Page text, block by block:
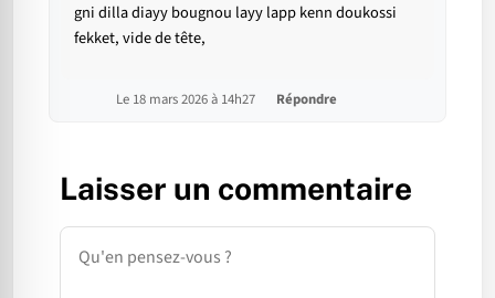
gni dilla diayy bougnou layy lapp kenn doukossi
fekket, vide de tête,
Le 18 mars 2026 à 14h27 Répondre
Laisser un commentaire
Commentaire